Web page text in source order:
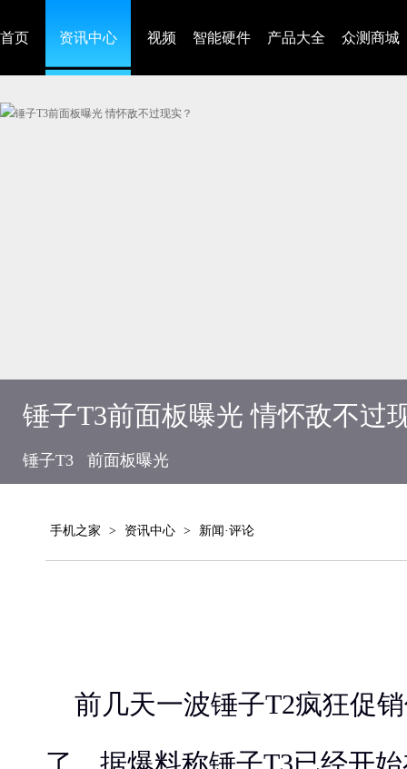
首页 资讯中心 视频 智能硬件 产品大全 众测商城
锤子T3前面板曝光 情怀敌不过
锤子T3 前面板曝光
手机之家 > 资讯中心 > 新闻·评论
前几天一波锤子T2疯狂促